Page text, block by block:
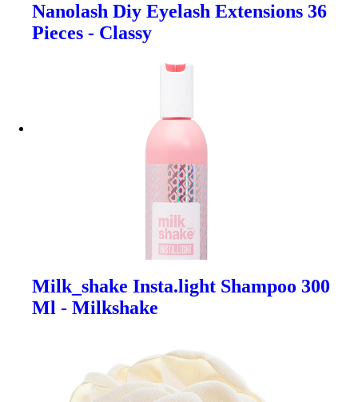
Nanolash Diy Eyelash Extensions 36
Pieces - Classy
Milk_shake Insta.light Shampoo 300
Ml - Milkshake